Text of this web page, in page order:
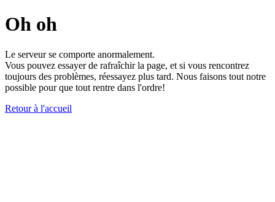
Oh oh
Le serveur se comporte anormalement.
Vous pouvez essayer de rafraîchir la page, et si vous rencontrez
toujours des problèmes, réessayez plus tard. Nous faisons tout notre
possible pour que tout rentre dans l'ordre!
Retour à l'accueil